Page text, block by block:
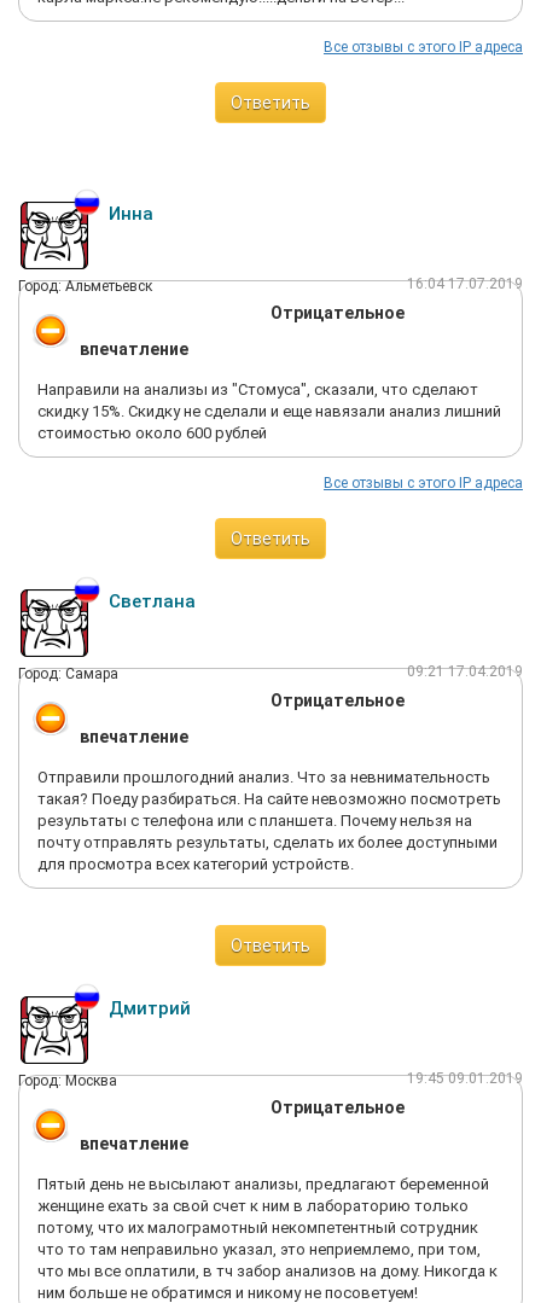
Все отзывы с этого IP адреса
Ответить
Инна
Город: Альметьевск 16:04 17.07.2019
Отрицательное
впечатление
Направили на анализы из "Стомуса", сказали, что сделают
скидку 15%. Скидку не сделали и еще навязали анализ лишний
стоимостью около 600 рублей
Все отзывы с этого IP адреса
Ответить
Светлана
Город: Самара 09:21 17.04.2019
Отрицательное
впечатление
Отправили прошлогодний анализ. Что за невнимательность
такая? Поеду разбираться. На сайте невозможно посмотреть
результаты с телефона или с планшета. Почему нельзя на
почту отправлять результаты, сделать их более доступными
для просмотра всех категорий устройств.
Ответить
Дмитрий
Город: Москва 19:45 09.01.2019
Отрицательное
впечатление
Пятый день не высылают анализы, предлагают беременной
женщине ехать за свой счет к ним в лабораторию только
потому, что их малограмотный некомпетентный сотрудник
что то там неправильно указал, это неприемлемо, при том,
что мы все оплатили, в тч забор анализов на дому. Никогда к
ним больше не обратимся и никому не посоветуем!